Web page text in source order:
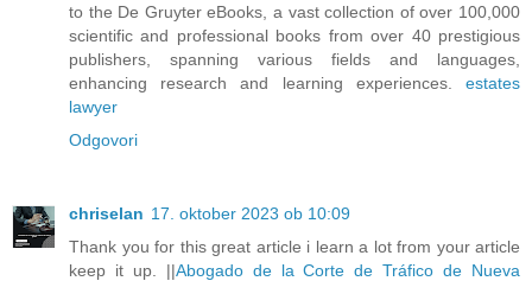
to the De Gruyter eBooks, a vast collection of over 100,000
scientific and professional books from over 40 prestigious
publishers, spanning various fields and languages,
enhancing research and learning experiences. estates
lawyer
Odgovori
chriselan 17. oktober 2023 ob 10:09
Thank you for this great article i learn a lot from your article
keep it up. ||Abogado de la Corte de Tráfico de Nueva